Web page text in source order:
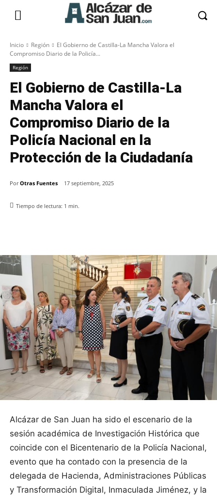
Inicio Región
El Gobierno de Castilla-La Mancha Valora el
Compromiso Diario de la Policía...
Región
El Gobierno de Castilla-La
Mancha Valora el
Compromiso Diario de la
Policía Nacional en la
Protección de la Ciudadanía
Por Otras Fuentes 17 septiembre, 2025
Tiempo de lectura: 1 min.
Alcázar de San Juan ha sido el escenario de la
sesión académica de Investigación Histórica que
coincide con el Bicentenario de la Policía Nacional,
evento que ha contado con la presencia de la
delegada de Hacienda, Administraciones Públicas
y Transformación Digital, Inmaculada Jiménez, y la